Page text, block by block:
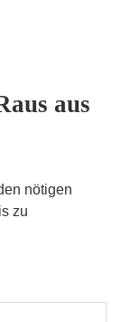
aus
nötigen
zu